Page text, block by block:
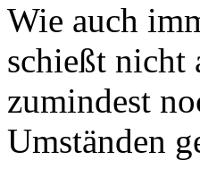
Wie auch
schießt nicht
zumindest
Umständen